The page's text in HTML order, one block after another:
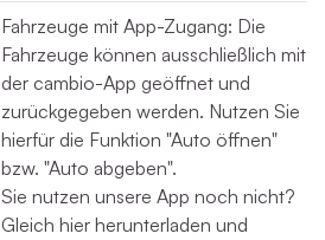
Fahrzeuge mit App-Zugang: Die
Fahrzeuge können ausschließlich mit
der cambio-App geöffnet und
zurückgegeben werden. Nutzen Sie
hierfür die Funktion "Auto öffnen"
bzw. "Auto abgeben".
Sie nutzen unsere App noch nicht?
Gleich hier herunterladen und